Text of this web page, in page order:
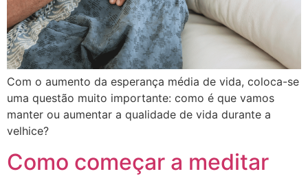
Com o aumento da esperança média de vida, coloca-se
uma questão muito importante: como é que vamos
manter ou aumentar a qualidade de vida durante a
velhice?
Como começar a meditar